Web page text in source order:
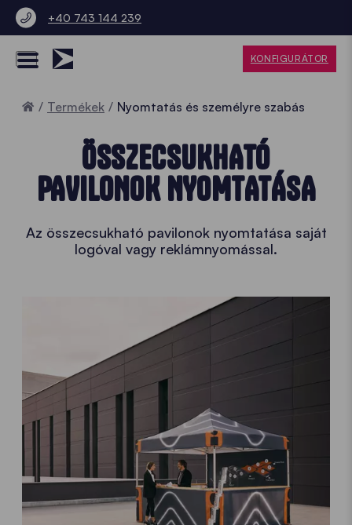
+40 743 144 239
KONFIGURÁTOR
Home
Termékek Nyomtatás és személyre szabás
ÖSSZECSUKHATÓ
PAVILONOK NYOMTATÁSA
Az összecsukható pavilonok nyomtatása saját
logóval vagy reklámnyomással.